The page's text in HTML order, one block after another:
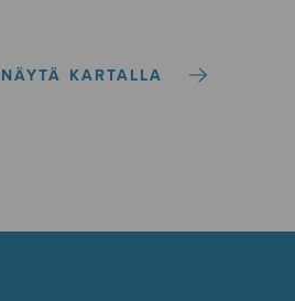
NÄYTÄ KARTALLA